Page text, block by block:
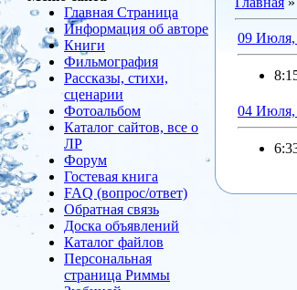
Главная Страница
Информация об авторе
Книги
Фильмография
Рассказы, стихи,
сценарии
Фотоальбом
Каталог сайтов, все о
ЛР
Форум
Гостевая книга
FAQ (вопрос/ответ)
Обратная связь
Доска объявлений
Каталог файлов
Персональная
страница Риммы
09 Июля,
04 Июля,